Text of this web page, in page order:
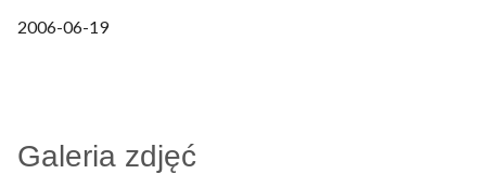
2006-06-19
Galeria zdjęć